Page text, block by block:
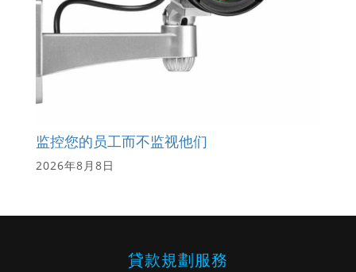
监控您的员工而不监视他们
2026年8月8日
貸款規劃服務